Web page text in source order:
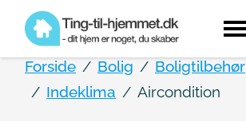
Forside Bolig
Boligtilbehør
Indeklima
Aircondition